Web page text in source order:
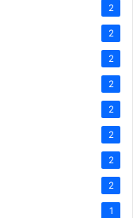
2
2
2
2
2
2
2
2
1